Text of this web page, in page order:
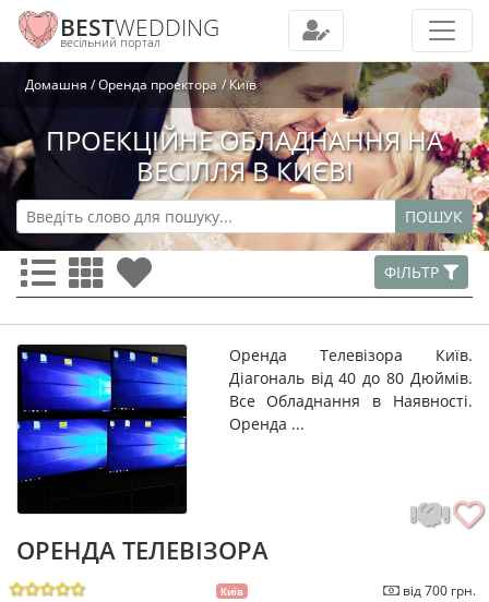
BESTWEDDING
весільний портал
Домашня Оренда проектора Київ
ПРОЕКЦІЙНЕ ОБЛАДНАННЯ НА
ВЕСІЛЛЯ В КИЄВІ
ПОШУК
ФІЛЬТР
Оренда Телевізора Київ.
Діагональ від 40 до 80 Дюймів.
Все Обладнання в Наявності.
Оренда ...
ОРЕНДА ТЕЛЕВІЗОРА
Київ від 700 грн.